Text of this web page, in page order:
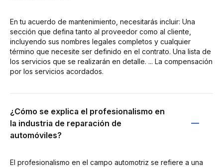
En tu acuerdo de mantenimiento, necesitarás incluir: Una
sección que defina tanto al proveedor como al cliente,
incluyendo sus nombres legales completos y cualquier
término que necesite ser definido en el contrato. Una lista de
los servicios que se realizarán en detalle. ... La compensación
por los servicios acordados.
¿Cómo se explica el profesionalismo en
la industria de reparación de
automóviles?
El profesionalismo en el campo automotriz se refiere a una